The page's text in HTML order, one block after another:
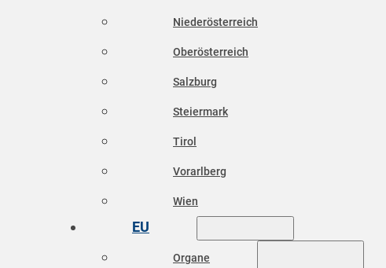
Niederösterreich
Oberösterreich
Salzburg
Steiermark
Tirol
Vorarlberg
Wien
EU
Organe